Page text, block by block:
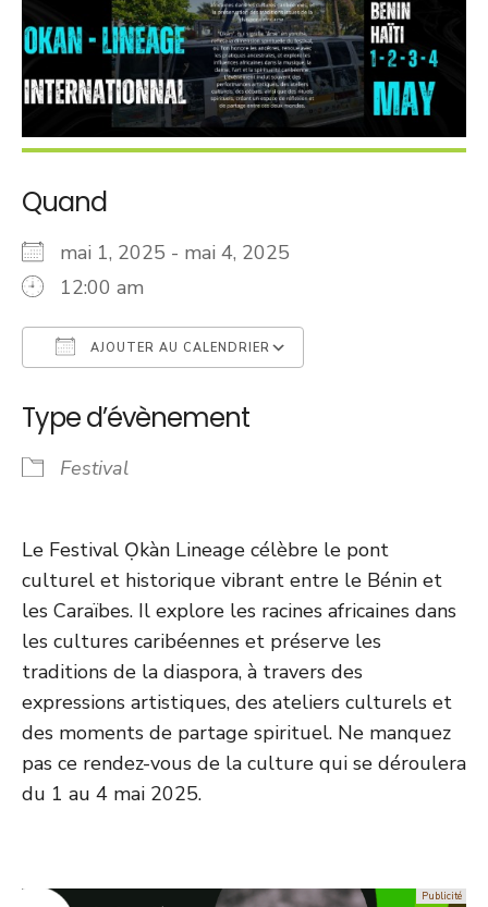
Quand
mai 1, 2025 - mai 4, 2025
12:00 am
AJOUTER AU CALENDRIER
Type d’évènement
Festival
Le Festival Ọkàn Lineage célèbre le pont
culturel et historique vibrant entre le Bénin et
les Caraïbes. Il explore les racines africaines dans
les cultures caribéennes et préserve les
traditions de la diaspora, à travers des
expressions artistiques, des ateliers culturels et
des moments de partage spirituel. Ne manquez
pas ce rendez-vous de la culture qui se déroulera
du 1 au 4 mai 2025.